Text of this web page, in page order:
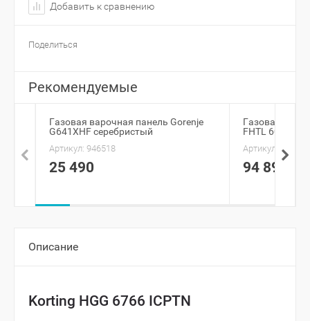
Добавить к сравнению
Поделиться
Рекомендуемые
Газовая варочная панель Gorenje
G641XHF серебристый
Артикул: 946518
25 490
Газовая
FHTL 604 3G
Артикул: 27917
94 890
Описание
Korting HGG 6766 ICPTN